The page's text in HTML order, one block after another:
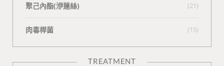
聚己內酯(洢蓮絲) (21)
肉毒桿菌 (15)
TREATMENT